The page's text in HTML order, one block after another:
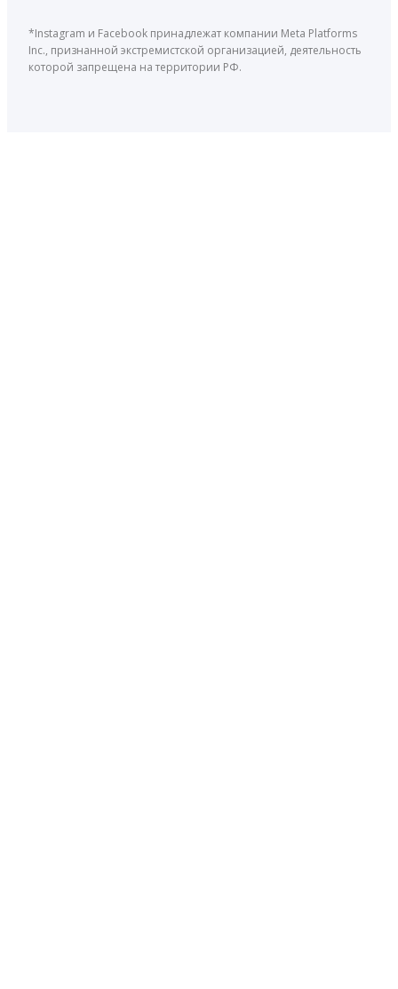
*Instagram и Facebook принадлежат компании Meta Platforms
Inc., признанной экстремистской организацией, деятельность
которой запрещена на территории РФ.